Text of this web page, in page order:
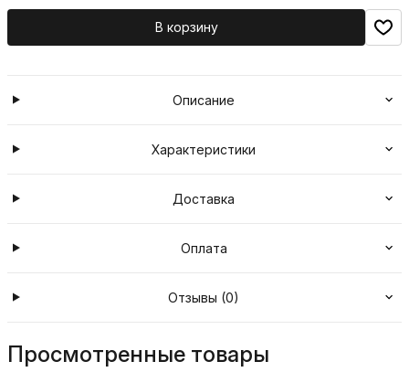
В корзину
Описание
Характеристики
Доставка
Оплата
Отзывы (0)
Просмотренные товары